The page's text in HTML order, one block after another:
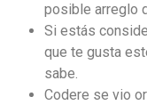
posible arreglo
Si estás
que te gusta
sabe.
Codere se vio